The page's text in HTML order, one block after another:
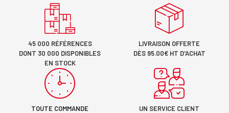
45 000 RÉFÉRENCES
DONT 30 000 DISPONIBLES
EN STOCK
LIVRAISON OFFERTE
DÈS 95.00€ HT D'ACHAT
TOUTE COMMANDE
UN SERVICE CLIENT